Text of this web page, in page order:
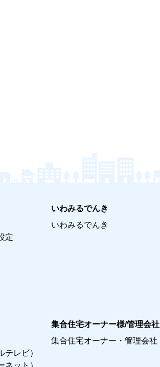
定
いわみるでんき
いわみるでんき
レビ）
ット）
集合住宅オーナー様/管理会社
集合住宅オーナー・管理会社